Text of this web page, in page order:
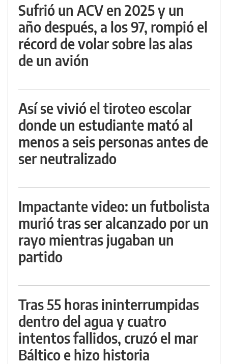
Sufrió un ACV en 2025 y un
año después, a los 97, rompió el
récord de volar sobre las alas
de un avión
Así se vivió el tiroteo escolar
donde un estudiante mató al
menos a seis personas antes de
ser neutralizado
Impactante video: un futbolista
murió tras ser alcanzado por un
rayo mientras jugaban un
partido
Tras 55 horas ininterrumpidas
dentro del agua y cuatro
intentos fallidos, cruzó el mar
Báltico e hizo historia